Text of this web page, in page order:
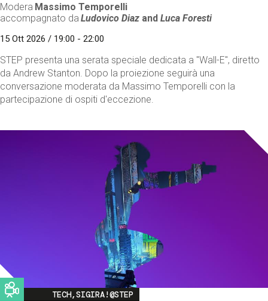
Modera Massimo Temporelli
accompagnato da Ludovico Diaz andLuca Foresti
15 Ott 2026 / 19:00 - 22:00
STEP presenta una serata speciale dedicata a "Wall-E", diretto
da Andrew Stanton. Dopo la proiezione seguirà una
conversazione moderata da Massimo Temporelli con la
partecipazione di ospiti d'eccezione.
Image
TECH,SIGIRA!@STEP